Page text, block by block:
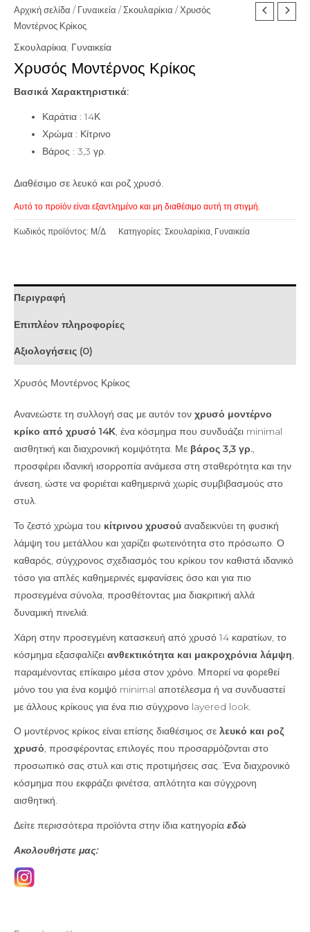
Αρχική σελίδα / Γυναικεία / Σκουλαρίκια / Χρυσός
Μοντέρνος Κρίκος
Σκουλαρίκια Γυναικεία
Χρυσός Μοντέρνος Κρίκος
Βασικά Χαρακτηριστικά:
Καράτια : 14Κ
Χρώμα : Κίτρινο
Βάρος : 3,3 γρ.
Διαθέσιμο σε λευκό και ροζ χρυσό.
Αυτό το προϊόν είναι εξαντλημένο και μη διαθέσιμο αυτή τη στιγμή.
Κωδικός προϊόντος: Μ/Δ Κατηγορίες: Σκουλαρίκια, Γυναικεία
Περιγραφή
Επιπλέον πληροφορίες
Αξιολογήσεις (0)
Χρυσός Μοντέρνος Κρίκος
Ανανεώστε τη συλλογή σας με αυτόν τον χρυσό μοντέρνο
κρίκο από χρυσό 14Κ , ένα κόσμημα που συνδυάζει minimal
αισθητική και διαχρονική κομψότητα. Με βάρος 3,3 γρ.
προσφέρει ιδανική ισορροπία ανάμεσα στη σταθερότητα και την
άνεση, ώστε να φοριέται καθημερινά χωρίς συμβιβασμούς στο
στυλ.
Το ζεστό χρώμα του κίτρινου χρυσού αναδεικνύει τη φυσική
λάμψη του μετάλλου και χαρίζει φωτεινότητα στο πρόσωπο. Ο
καθαρός, σύγχρονος σχεδιασμός του κρίκου τον καθιστά ιδανικό
τόσο για απλές καθημερινές εμφανίσεις όσο και για πιο
προσεγμένα σύνολα, προσθέτοντας μια διακριτική αλλά
δυναμική πινελιά.
Χάρη στην προσεγμένη κατασκευή από χρυσό 14 καρατίων, το
κόσμημα εξασφαλίζει ανθεκτικότητα και μακροχρόνια λάμψη
παραμένοντας επίκαιρο μέσα στον χρόνο. Μπορεί να φορεθεί
μόνο του για ένα κομψό minimal αποτέλεσμα ή να συνδυαστεί
με άλλους κρίκους για ένα πιο σύγχρονο layered look.
Ο μοντέρνος κρίκος είναι επίσης διαθέσιμος σε λευκό και ροζ
χρυσό, προσφέροντας επιλογές που προσαρμόζονται στο
προσωπικό σας στυλ και στις προτιμήσεις σας. Ένα διαχρονικό
κόσμημα που εκφράζει φινέτσα, απλότητα και σύγχρονη
αισθητική.
Δείτε περισσότερα προϊόντα στην ίδια κατηγορία εδώ
Ακολουθήστε μας: